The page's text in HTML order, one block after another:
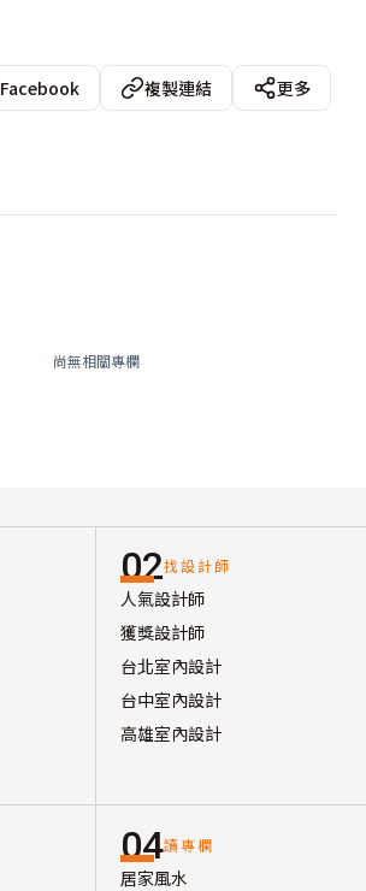
Facebook 複製連結
更多
尚無相關專欄
02找設計師
人氣設計師
獲獎設計師
台北室內設計
台中室內設計
高雄室內設計
04讀專欄
居家風水